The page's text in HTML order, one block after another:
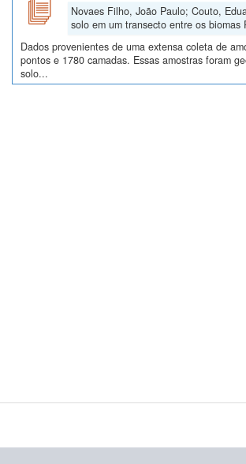
Novaes Filho, João Paulo; Couto,
solo em um transecto entre os biomas
Dados provenientes de uma extensa coleta de
pontos e 1780 camadas. Essas amostras foram
solo...